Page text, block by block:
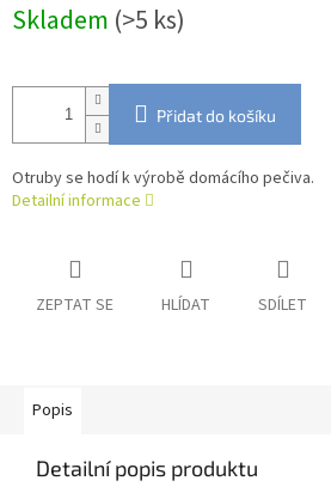
cena:
Skladem (>5 ks)
Přidat do košíku
Otruby se hodí k výrobě domácího pečiva.
Detailní informace
ZEPTAT SE HLÍDAT SDÍLET
Popis
Detailní popis produktu